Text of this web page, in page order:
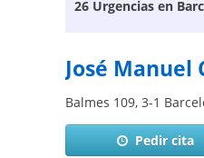
26 Urgencias en
José Manuel
Balmes 109, 3-1
Pedir cita